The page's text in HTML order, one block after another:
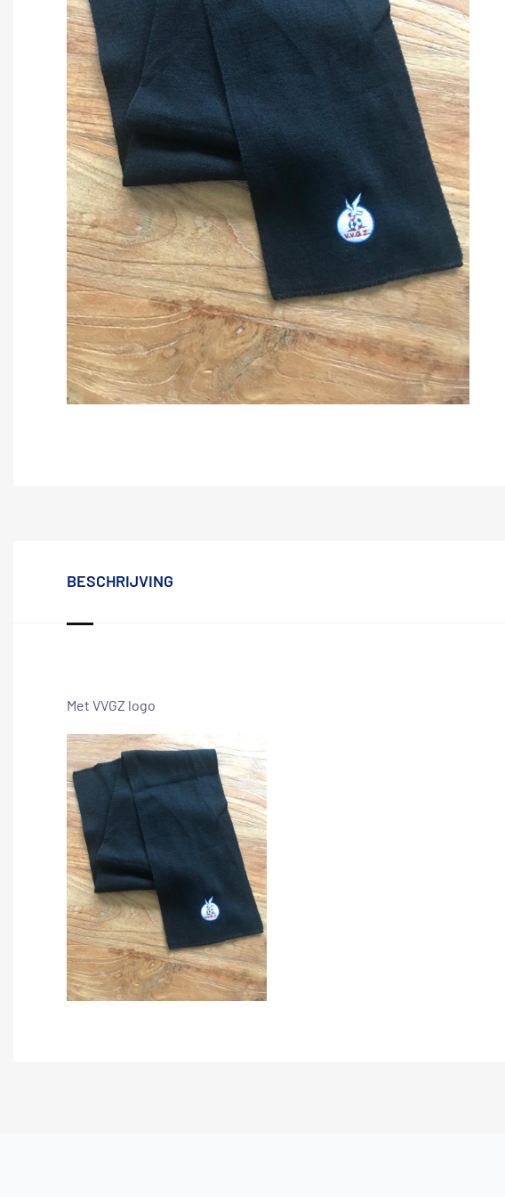
BESCHRIJVING
Met VVGZ logo